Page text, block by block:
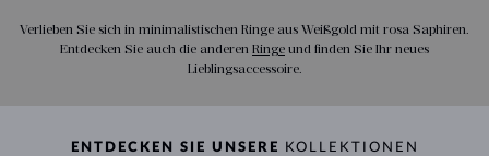
Verlieben Sie sich in minimalistischen Ringe aus Weißgold mit rosa Saphiren.
Entdecken Sie auch die anderen Ringe und finden Sie Ihr neues
Lieblingsaccessoire.
ENTDECKEN SIE UNSERE KOLLEKTIONEN